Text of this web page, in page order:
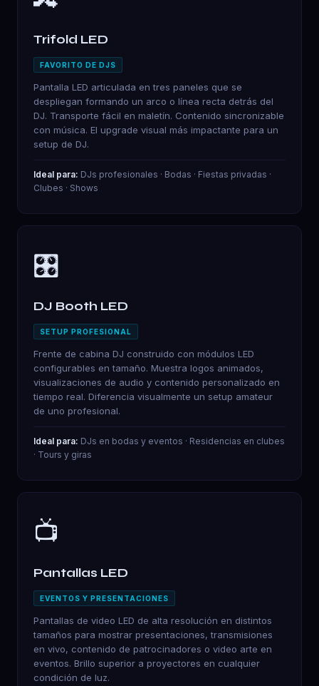
Trifold LED
FAVORITO DE DJS
Pantalla LED articulada en tres paneles que se
despliegan formando un arco o línea recta detrás del
DJ. Transporte fácil en maletín. Contenido sincronizable
con música. El upgrade visual más impactante para un
setup de DJ.
Ideal para: DJs profesionales · Bodas · Fiestas privadas ·
Clubes · Shows
🎛️
DJ Booth LED
SETUP PROFESIONAL
Frente de cabina DJ construido con módulos LED
configurables en tamaño. Muestra logos animados,
visualizaciones de audio y contenido personalizado en
tiempo real. Diferencia visualmente un setup amateur
de uno profesional.
Ideal para: DJs en bodas y eventos · Residencias en clubes
· Tours y giras
📺
Pantallas LED
EVENTOS Y PRESENTACIONES
Pantallas de video LED de alta resolución en distintos
tamaños para mostrar presentaciones, transmisiones
en vivo, contenido de patrocinadores o video arte en
eventos. Brillo superior a proyectores en cualquier
condición de luz.